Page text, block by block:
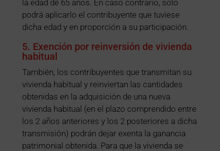
la edad de 65 años. En caso contrario, solo
podrá aplicarlo el contribuyente que tuviese
dicha edad y en proporción a su participación.
5. Exención por reinversión de vivienda
habitual
También, los contribuyentes que transmitan su
vivienda habitual y reinviertan las cantidades
obtenidas en la adquisición de una nueva
vivienda habitual (en el plazo comprendido entre
los 2 años anteriores y los 2 posteriores a dicha
transmisión) podrán dejar exenta la ganancia
patrimonial obtenida. Para que la vivienda se